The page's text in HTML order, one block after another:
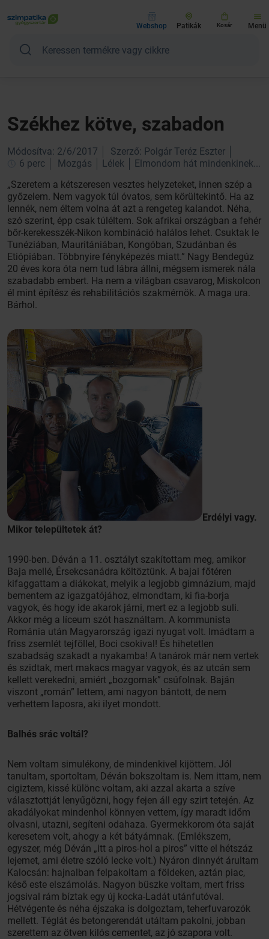
Webshop Patikák Kosár Menü
Székhez kötve, szabadon
Módosítva: 2/6/2017
Szerző: Polgár Teréz Eszter
6 perc
Mozgás Lélek
Elmondom hát mindenkinek...
„Szeretem a kétszeresen vesztes helyzeteket, innen szép a
győzelem. Nem vagyok túl óvatos, sem körültekintő. Ha az
lennék, nem éltem volna át azt a rengeteg kalandot. Néha,
szó szerint, épp csak túléltem. Sok afrikai országban a fehér
bőr-kerekesszék-Nikon kombináció halálos lehet. Csuktak le
Tunéziában, Mauritániában, Kongóban, Szudánban és
Etiópiában. Többnyire fényképezés miatt.” Nagy Bendegúz
20 éves kora óta nem tud lábra állni, mégsem ismerek nála
szabadabb embert. Ha nem a világban csavarog, Miskolcon
él mint építész és rehabilitációs szakmérnök. A maga ura.
Bárhol.
Erdélyi vagy.
Mikor települtetek át?
1990-ben. Déván a 11. osztályt szakítottam meg, amikor
Baja mellé, Érsekcsanádra költöztünk. A bajai főtéren
kifaggattam a diákokat, melyik a legjobb gimnázium, majd
bementem az igazgatójához, elmondtam, ki fia-borja
vagyok, és hogy ide akarok járni, mert ez a legjobb suli.
Akkor még a líceum szót használtam. A kommunista
Románia után Magyarország igazi nyugat volt. Imádtam a
friss zsemlét tejföllel, Boci csokival! És hihetetlen
szabadság szakadt a nyakamba! A tanárok már nem vertek
és szidtak, mert makacs magyar vagyok, és az utcán sem
kellett verekedni, amiért „bozgornak” csúfolnak. Baján
viszont „román” lettem, ami nagyon bántott, de nem
verhettem laposra, aki ilyet mondott.
Balhés srác voltál?
Nem voltam simulékony, de mindenkivel kijöttem. Jól
tanultam, sportoltam, Déván bokszoltam is. Nem ittam, nem
cigiztem, kissé különc voltam, aki azzal akarta a szíve
választottját lenyűgözni, hogy fejen áll egy szirt tetején. Az
akadályokat mindenhol könnyen vettem, így maradt időm
olvasni, utazni, segíteni odahaza. Gyermekkorom óta saját
keresetem volt, ahogy a két bátyámnak. (Emlékszem,
egyszer, még Déván „itt a piros-hol a piros” vitte el hétszáz
lejemet, ami életre szóló lecke volt.) Nyáron dinnyét árultam
Kalocsán: hajnalban felpakoltam a földeken, aztán piac,
késő este elszámolás. Nagyon büszke voltam, mert friss
jogsival rám bíztak egy új kocka-Ladát utánfutóval.
Hétvégente és néha éjszaka is dolgoztam, teherfuvarozók
mellett. Téglát és betongerendát utáltam pakolni, jobban
szerettem az ötven kilós cementet, az jó szapora volt.